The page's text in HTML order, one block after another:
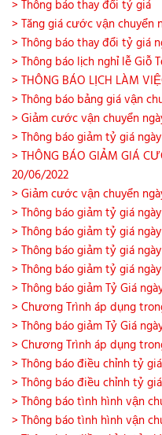
> Thông báo thay đổi tỷ giá
> Tăng giá cước vận chuyển
> Thông báo thay đổi tỷ giá
> Thông báo lịch nghỉ lễ Giỗ
> THÔNG BÁO LỊCH LÀM
> Thông báo bảng giá vận
> Giảm cước vận chuyển
> Thông báo giảm tỷ giá
> THÔNG BÁO GIẢM GIÁ
20/06/2022
> Giảm cước vận chuyển
> Thông báo giảm tỷ giá
> Thông báo giảm tỷ giá
> Thông báo giảm tỷ giá
> Thông báo giảm tỷ giá
> Thông báo giảm Tỷ Giá
> Chương Trình áp dụng
> Thông báo giảm Tỷ Giá
> Chương Trình áp dụng
> Thông báo điều chỉnh tỷ
> Thông báo điều chỉnh tỷ
> Thông báo tình hình vận
> Thông báo tình hình vận